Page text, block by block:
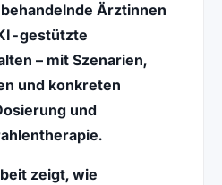
Ärztinnen
gestützte
– mit Szenarien,
und konkreten
und
.
zeigt, wie